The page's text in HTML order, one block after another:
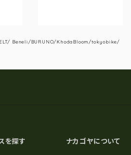
Beneli/BURUNO/KhodaBloom/tokyobike/
を探す ナカゴヤについて